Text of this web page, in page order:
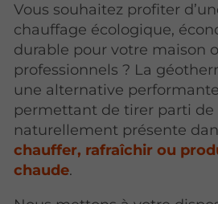
Vous souhaitez profiter
chauffage écologique,
durable pour votre maison
professionnels ? La
une alternative
permettant de tirer parti de
naturellement présente
chauffer, rafraîchir ou
chaude.